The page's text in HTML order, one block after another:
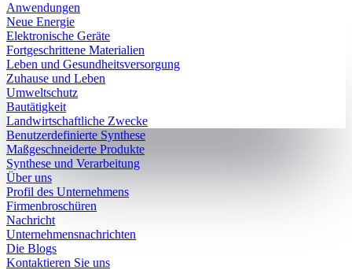
Anwendungen
Neue Energie
Elektronische Geräte
Fortgeschrittene Materialien
Leben und Gesundheitsversorgung
Zuhause und Leben
Umweltschutz
Bautätigkeit
Landwirtschaftliche Zwecke
Benutzerdefinierte Synthese
Maßgeschneiderte Produkte
Synthese und Verarbeitung
Über uns
Profil des Unternehmens
Firmenbroschüren
Nachricht
Unternehmensnachrichten
Die Blogs
Kontaktieren Sie uns